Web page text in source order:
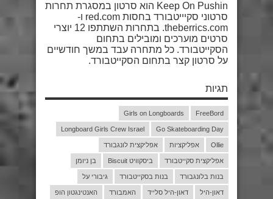
Keep On Pushin הוא סרטון במסגרת תחרות
סרטוני סקיייטבורד בחסות red.com ו-
theberrics.com. בתחרות השתתפו 12 יוצרי
סרטים מוערכים ומובילים בתחום
הסקייטבורד. כל מתחרה עבד במשך חודשיים
על סרטון קצר בתחום הסקייטבורד.
תגיות
FreeBord
Girls on Longboards
Go Skateboarding Day
Longboard Girls Crew Israel
Ollie אפליקציות אפליקצית לונגבורד
אפליקצית סקייטבורד ביסקוויט Biscuit בן ניומן
בנות בלונגבורד בנות בסקייטבורד גיבורי על
דאון-היל דאון-היל סלייד האמבורד האנטינגטון הופ